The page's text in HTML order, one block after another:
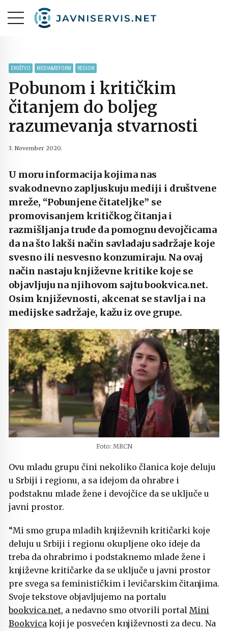
DRUŠTVO MEDIA&REFORM REGION
Pobunom i kritičkim
čitanjem do boljeg
razumevanja stvarnosti
3. November 2020.
U moru informacija kojima nas
svakodnevno zapljuskuju mediji i društvene
mreže, “Pobunjene čitateljke” se
promovisanjem kritičkog čitanja i
razmišljanja trude da pomognu devojčicama
da na što lakši način savladaju sadržaje koje
svesno ili nesvesno konzumiraju. Na ovaj
način nastaju književne kritike koje se
objavljuju na njihovom sajtu bookvica.net.
Osim književnosti, akcenat se stavlja i na
medijske sadržaje, kažu iz ove grupe.
Foto: MRCN
Ovu mladu grupu čini nekoliko članica koje deluju
u Srbiji i regionu, a sa idejom da ohrabre i
podstaknu mlade žene i devojčice da se uključe u
javni prostor.
“Mi smo grupa mladih književnih kritičarki koje
deluju u Srbiji i regionu okupljene oko ideje da
treba da ohrabrimo i podstaknemo mlade žene i
književne kritičarke da se uključe u javni prostor
pre svega sa feminističkim i levičarskim čitanjima.
Svoje tekstove objavljujemo na portalu
bookvica.net, a nedavno smo otvorili portal Mini
Bookvica koji je posvećen književnosti za decu. Na